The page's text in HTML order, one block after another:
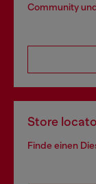
Community
Store
Finde einen